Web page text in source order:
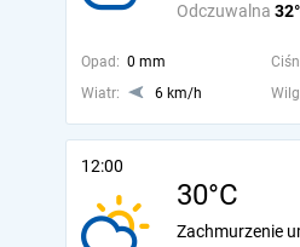
Odczuwalna
Opad: 0 mm
Wiatr:
6 km/h
12:00
30°C
Zachmurzenie